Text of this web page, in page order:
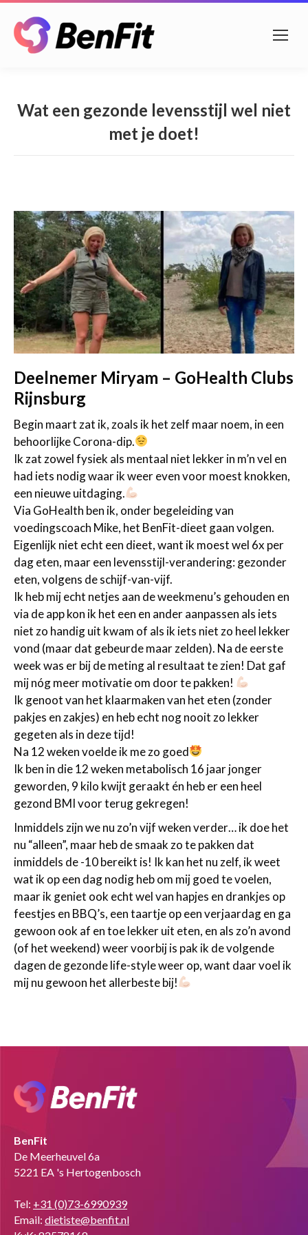
Wat een gezonde levensstijl wel niet
met je doet!
Deelnemer Miryam – GoHealth Clubs
Rijnsburg
Begin maart zat ik, zoals ik het zelf maar noem, in een
behoorlijke Corona-dip.
Ik zat zowel fysiek als mentaal niet lekker in m’n vel en
had iets nodig waar ik weer even voor moest knokken,
een nieuwe uitdaging.
Via GoHealth ben ik, onder begeleiding van
voedingscoach Mike, het BenFit-dieet gaan volgen.
Eigenlijk niet echt een dieet, want ik moest wel 6x per
dag eten, maar een levensstijl-verandering: gezonder
eten, volgens de schijf-van-vijf.
Ik heb mij echt netjes aan de weekmenu’s gehouden en
via de app kon ik het een en ander aanpassen als iets
niet zo handig uit kwam of als ik iets niet zo heel lekker
vond (maar dat gebeurde maar zelden). Na de eerste
week was er bij de meting al resultaat te zien! Dat gaf
mij nóg meer motivatie om door te pakken!
Ik genoot van het klaarmaken van het eten (zonder
pakjes en zakjes) en heb echt nog nooit zo lekker
gegeten als in deze tijd!
Na 12 weken voelde ik me zo goed
Ik ben in die 12 weken metabolisch 16 jaar jonger
geworden, 9 kilo kwijt geraakt én heb er een heel
gezond BMI voor terug gekregen!
Inmiddels zijn we nu zo’n vijf weken verder… ik doe het
nu “alleen”, maar heb de smaak zo te pakken dat
inmiddels de -10 bereikt is! Ik kan het nu zelf, ik weet
wat ik op een dag nodig heb om mij goed te voelen,
maar ik geniet ook echt wel van hapjes en drankjes op
feestjes en BBQ’s, een taartje op een verjaardag en ga
gewoon ook af en toe lekker uit eten, en als zo’n avond
(of het weekend) weer voorbij is pak ik de volgende
dagen de gezonde life-style weer op, want daar voel ik
mij nu gewoon het allerbeste bij!
BenFit
De Meerheuvel 6a
5221 EA 's Hertogenbosch
Tel: +31 (0)73-6990939
Email: dietiste@benfit.nl